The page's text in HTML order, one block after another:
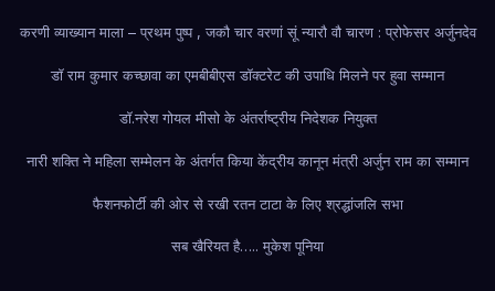
करणी व्याख्यान माला – प्रथम पुष्प , जकौ चार वरणां सूं न्यारौ वौ चारण : प्रोफेसर अर्जुनदेव
डॉ राम कुमार कच्छावा का एमबीबीएस डॉक्टरेट की उपाधि मिलने पर हुवा सम्मान
डॉ.नरेश गोयल मीसो के अंतर्राष्ट्रीय निदेशक नियुक्त
नारी शक्ति ने महिला सम्मेलन के अंतर्गत किया केंद्रीय कानून मंत्री अर्जुन राम का सम्मान
फैशनफोर्टी की ओर से रखी रतन टाटा के लिए श्रद्धांजलि सभा
सब खैरियत है….. मुकेश पूनिया